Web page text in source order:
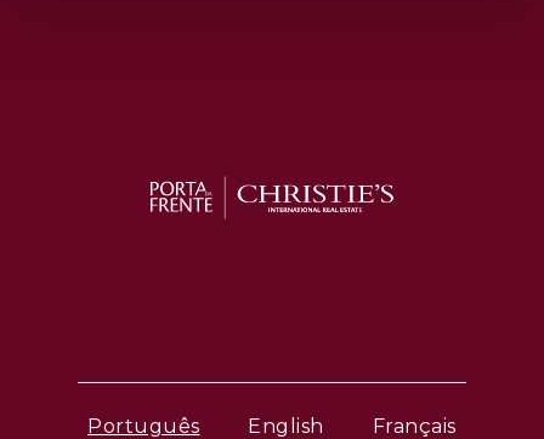
Português English Français